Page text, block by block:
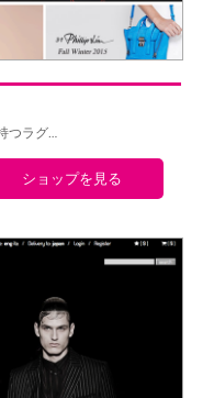
つラグ…
ショップを見る